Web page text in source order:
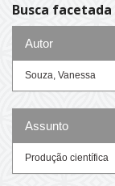
Busca facetada
Autor
Souza, Vanessa
Assunto
Produção científica